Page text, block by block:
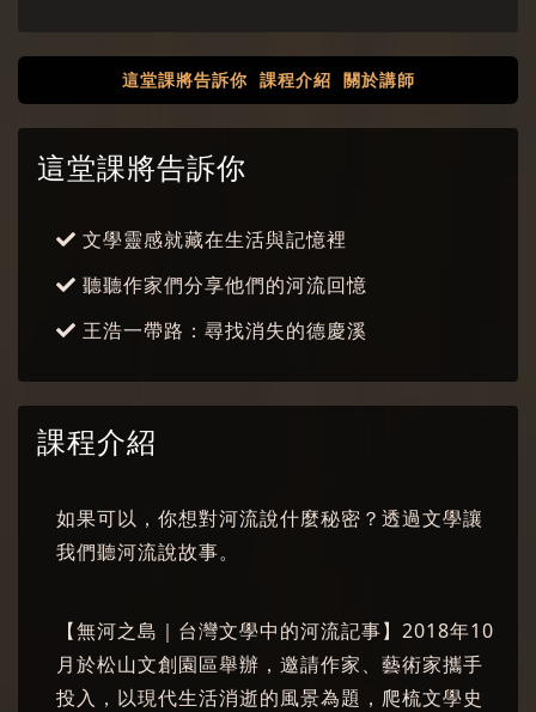
這堂課將告訴你 課程介紹 關於講師
這堂課將告訴你
文學靈感就藏在生活與記憶裡
聽聽作家們分享他們的河流回憶
王浩一帶路：尋找消失的德慶溪
課程介紹
如果可以，你想對河流說什麼秘密？透過文學讓
我們聽河流說故事。
【無河之島｜台灣文學中的河流記事】2018年10
月於松山文創園區舉辦，邀請作家、藝術家攜手
投入，以現代生活消逝的風景為題，爬梳文學史